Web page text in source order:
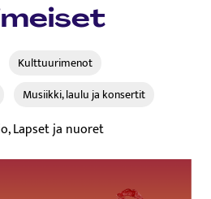
Kulttuurimenot
Musiikki, laulu ja konsertit
Lapset ja nuoret